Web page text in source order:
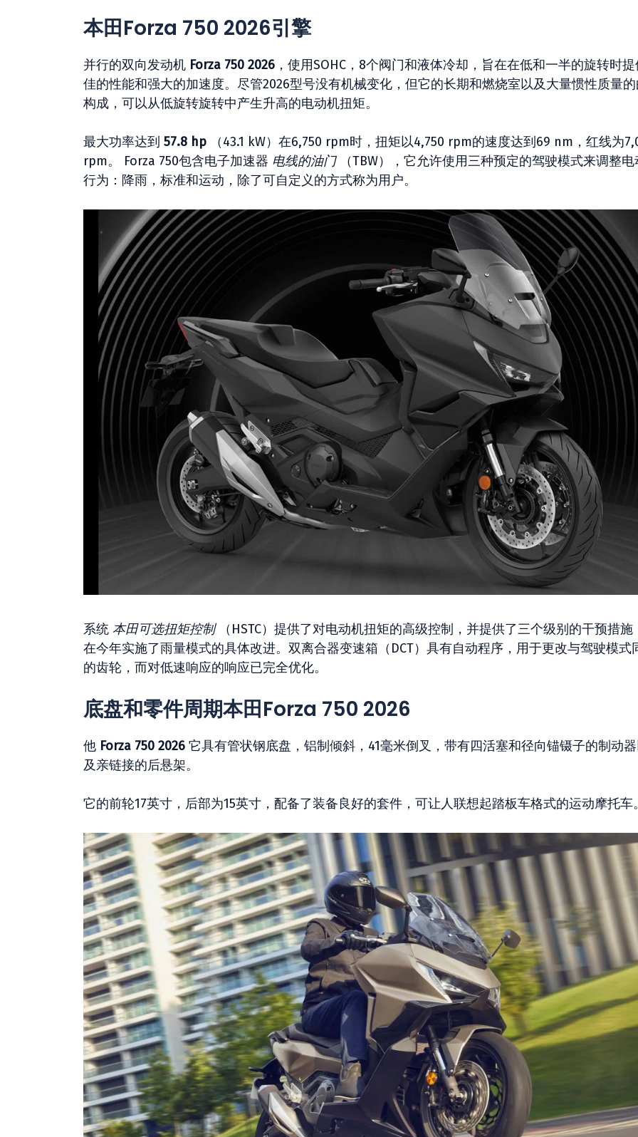
本田Forza 750 2026引擎
并行的双向发动机 Forza 750 2026 ，使用SOHC，8个阀门和液体冷却，旨在在低和一半的旋转时
佳的性能和强大的加速度。尽管2026型号没有机械变化，但它的长期和燃烧室以及大量惯性质量
构成，可以从低旋转旋转中产生升高的电动机扭矩。
最大功率达到 57.8 hp （43.1 kW）在6,750 rpm时，扭矩以4,750 rpm的速度达到69 nm，红线为
rpm。 Forza 750包含电子加速器 电线的油门（TBW），它允许使用三种预定的驾驶模式来调整电
行为：降雨，标准和运动，除了可自定义的方式称为用户。
系统 本田可选扭矩控制（HSTC）提供了对电动机扭矩的高级控制，并提供了三个级别的干预措施
在今年实施了雨量模式的具体改进。双离合器变速箱（DCT）具有自动程序，用于更改与驾驶模式
的齿轮，而对低速响应的响应已完全优化。
底盘和零件周期本田Forza 750 2026
他 Forza 750 2026 它具有管状钢底盘，铝制倾斜，41毫米倒叉，带有四活塞和径向锚镊子的制动
及亲链接的后悬架。
它的前轮17英寸，后部为15英寸，配备了装备良好的套件，可让人联想起踏板车格式的运动摩托车